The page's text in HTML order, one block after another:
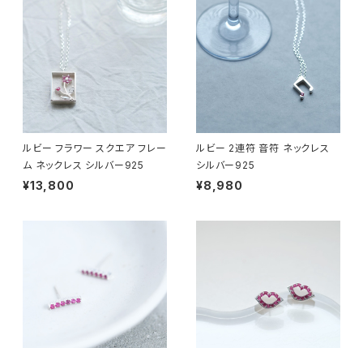
ルビー フラワー スクエア フレー
ム ネックレス シルバー925
¥13,800
ルビー 2連符 音符 ネックレス
シルバー925
¥8,980